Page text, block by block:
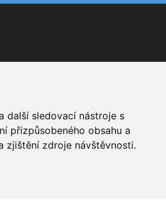
další sledovací nástroje s
přizpůsobeného obsahu a
zjištění zdroje návštěvnosti.
nám. 16,
od 9:00 do 17:00